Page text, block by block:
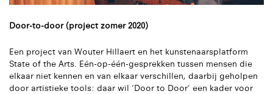
Door-to-door (project zomer 2020)
Een project van Wouter Hillaert en het kunstenaarsplatform
State of the Arts. Eén-op-één-gesprekken tussen mensen die
elkaar niet kennen en van elkaar verschillen, daarbij geholpen
door artistieke tools: daar wil ‘Door to Door’ een kader voor